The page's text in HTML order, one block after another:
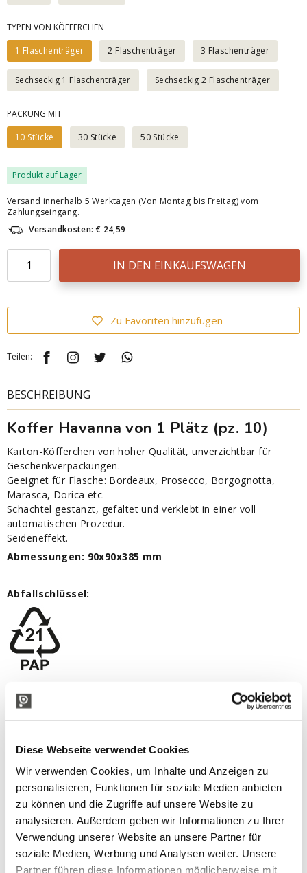
Diese Webseite verwendet Cookies
Wir verwenden Cookies, um Inhalte und Anzeigen zu
personalisieren, Funktionen für soziale Medien anbieten
zu können und die Zugriffe auf unsere Website zu
analysieren. Außerdem geben wir Informationen zu Ihrer
Verwendung unserer Website an unsere Partner für
soziale Medien, Werbung und Analysen weiter. Unsere
Partner führen diese Informationen möglicherweise mit
TYPEN VON KÖFFERCHEN
1 Flaschenträger
2 Flaschenträger 3 Flaschenträger
Sechseckig 1 Flaschenträger Sechseckig 2 Flaschenträger
PACKUNG MIT
10 Stücke
30 Stücke 50 Stücke
Produkt auf Lager
Versand innerhalb 5 Werktagen (Von Montag bis Freitag) vom
Zahlungseingang.
Versandkosten: € 24,59
IN DEN EINKAUFSWAGEN
Zu Favoriten hinzufügen
Teilen:
BESCHREIBUNG
Koffer Havanna von 1 Plätz (pz. 10)
Karton-Köfferchen von hoher Qualität, unverzichtbar für
Geschenkverpackungen.
Geeignet für Flasche: Bordeaux, Prosecco, Borgognotta,
Marasca, Dorica etc.
Schachtel gestanzt, gefaltet und verklebt in einer voll
automatischen Prozedur.
Seideneffekt.
Abmessungen: 90x90x385 mm
Abfallschlüssel: